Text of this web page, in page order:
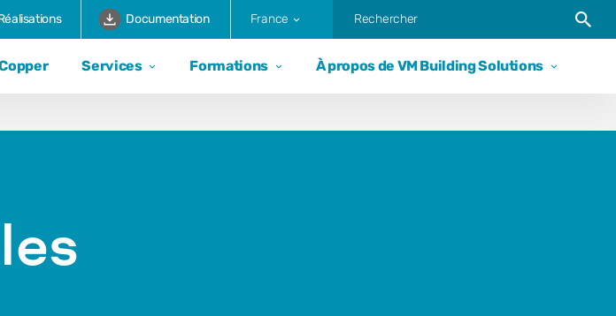
Services Formations À propos de VM Building Solutions
Documentation France Trigger